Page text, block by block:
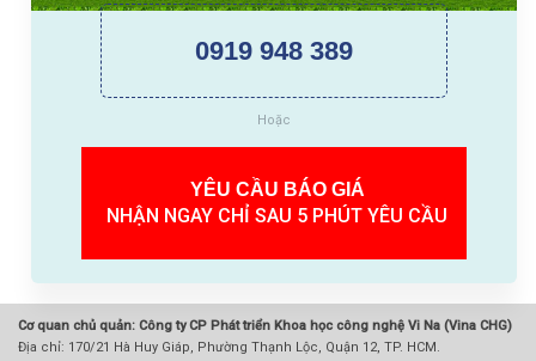
0919 948 389
Hoặc
YÊU CẦU BÁO GIÁ
NHẬN NGAY CHỈ SAU 5 PHÚT YÊU CẦU
Cơ quan chủ quản: Công ty CP Phát triển Khoa học công nghệ Vi Na (Vina CHG)
Địa chỉ: 170/21 Hà Huy Giáp, Phường Thạnh Lộc, Quận 12, TP. HCM.